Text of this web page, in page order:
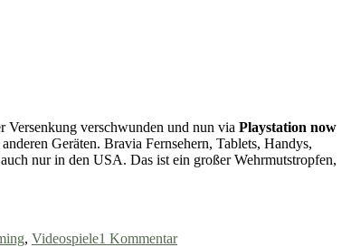
Versenkung verschwunden und nun via Playstation now
Geräten. Bravia Fernsehern, Tablets, Handys,
nur in den USA. Das ist ein großer Wehrmutstropfen,
, Videospiele1 KommentarF***!